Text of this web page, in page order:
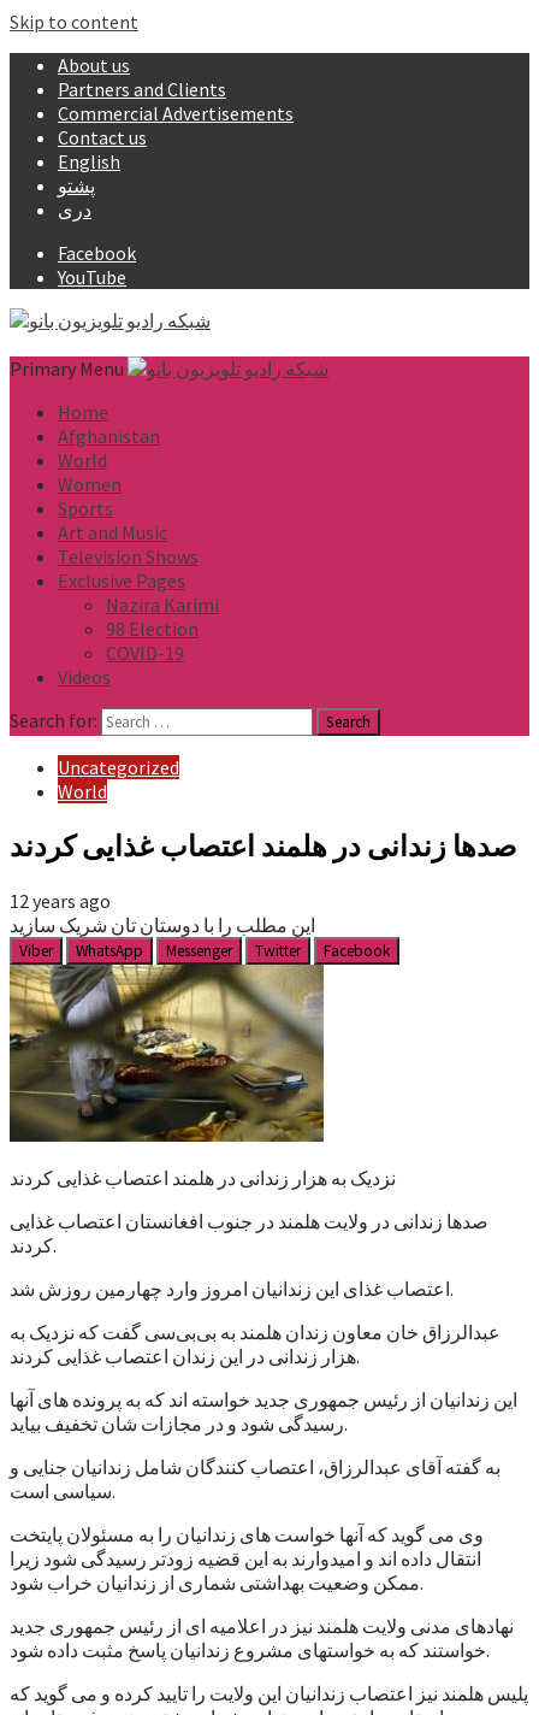
Skip to content
About us
Partners and Clients
Commercial Advertisements
Contact us
English
پشتو
دری
Facebook
YouTube
Primary Menu
Home
Afghanistan
World
Women
Sports
Art and Music
Television Shows
Exclusive Pages
Nazira Karimi
98 Election
COVID-19
Videos
Search for:
Uncategorized
World
صدها زندانی در هلمند اعتصاب غذایی کردند
12 years ago
این مطلب را با دوستان تان شریک سازید
Viber WhatsApp Messenger Twitter Facebook
نزدیک به هزار زندانی در هلمند اعتصاب غذایی کردند
صدها زندانی در ولایت هلمند در جنوب افغانستان اعتصاب غذایی
کردند.
اعتصاب غذای این زندانیان امروز وارد چهارمین روزش شد.
عبدالرزاق خان معاون زندان هلمند به بی‌بی‌سی گفت که نزدیک به
هزار زندانی در این زندان اعتصاب غذایی کردند.
این زندانیان از رئیس جمهوری جدید خواسته اند که به پرونده های آنها
رسیدگی شود و در مجازات شان تخفیف بیاید.
به گفته آقای عبدالرزاق، اعتصاب کنندگان شامل زندانیان جنایی و
سیاسی است.
وی می گوید که آنها خواست های زندانیان را به مسئولان پایتخت
انتقال داده اند و امیدوارند به این قضیه زودتر رسیدگی شود زیرا
ممکن وضعیت بهداشتی شماری از زندانیان خراب شود.
نهادهای مدنی ولایت هلمند نیز در اعلامیه ای از رئیس جمهوری جدید
خواستند که به خواستهای مشروع زندانیان پاسخ مثبت داده شود.
پلیس هلمند نیز اعتصاب زندانیان این ولایت را تایید کرده و می گوید که